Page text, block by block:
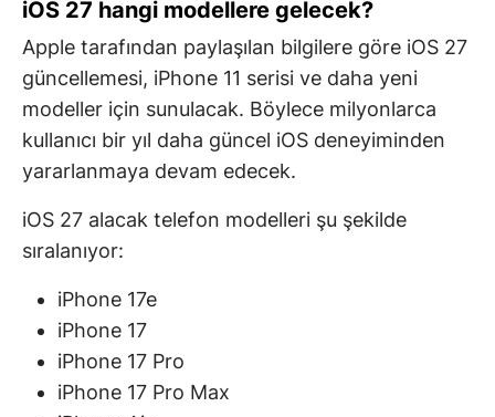
iOS 27 hangi modellere gelecek?
Apple tarafından paylaşılan bilgilere göre iOS 27
güncellemesi, iPhone 11 serisi ve daha yeni
modeller için sunulacak. Böylece milyonlarca
kullanıcı bir yıl daha güncel iOS deneyiminden
yararlanmaya devam edecek.
iOS 27 alacak telefon modelleri şu şekilde
sıralanıyor:
iPhone 17e
iPhone 17
iPhone 17 Pro
iPhone 17 Pro Max